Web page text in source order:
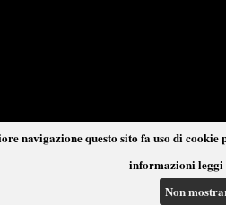
navigazione questo sito fa uso di
informazioni leggi
Non